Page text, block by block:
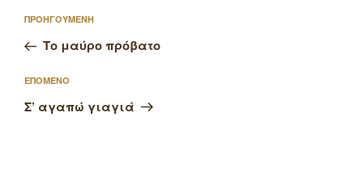
άρθρων
Προηγούμενο
άρθρο
ΠΡΟΗΓΟΥΜΕΝΗ
Το μαύρο πρόβατο
Επόμενο
άρθρο
ΕΠΟΜΕΝΟ
Σ’ αγαπώ γιαγιά